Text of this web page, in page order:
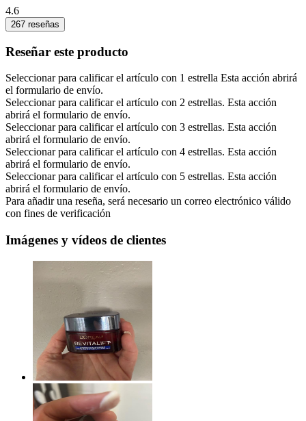
4.6
267 reseñas
Reseñar este producto
Seleccionar para calificar el artículo con 1 estrella Esta acción abrirá
el formulario de envío.
Seleccionar para calificar el artículo con 2 estrellas. Esta acción
abrirá el formulario de envío.
Seleccionar para calificar el artículo con 3 estrellas. Esta acción
abrirá el formulario de envío.
Seleccionar para calificar el artículo con 4 estrellas. Esta acción
abrirá el formulario de envío.
Seleccionar para calificar el artículo con 5 estrellas. Esta acción
abrirá el formulario de envío.
Para añadir una reseña, será necesario un correo electrónico válido
con fines de verificación
Imágenes y vídeos de clientes